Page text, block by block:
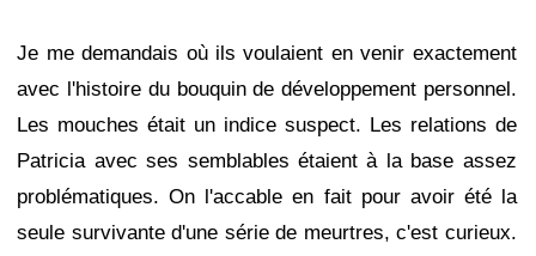
Je me demandais où ils voulaient en venir exactement
avec l'histoire du bouquin de développement personnel.
Les mouches était un indice suspect. Les relations de
Patricia avec ses semblables étaient à la base assez
problématiques. On l'accable en fait pour avoir été la
seule survivante d'une série de meurtres, c'est curieux.